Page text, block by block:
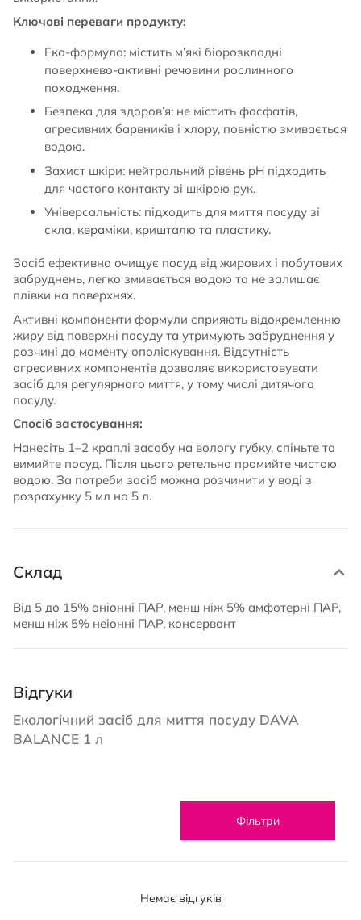
Ключові переваги продукту:
Еко-формула: містить м’які біорозкладні
поверхнево-активні речовини рослинного
походження.
Безпека для здоров’я: не містить фосфатів,
агресивних барвників і хлору, повністю змивається
водою.
Захист шкіри: нейтральний рівень pH підходить
для частого контакту зі шкірою рук.
Універсальність: підходить для миття посуду зі
скла, кераміки, кришталю та пластику.
Засіб ефективно очищує посуд від жирових і побутових
забруднень, легко змивається водою та не залишає
плівки на поверхнях.
Активні компоненти формули сприяють відокремленню
жиру від поверхні посуду та утримують забруднення у
розчині до моменту ополіскування. Відсутність
агресивних компонентів дозволяє використовувати
засіб для регулярного миття, у тому числі дитячого
посуду.
Спосіб застосування:
Нанесіть 1–2 краплі засобу на вологу губку, спіньте та
вимийте посуд. Після цього ретельно промийте чистою
водою. За потреби засіб можна розчинити у воді з
розрахунку 5 мл на 5 л.
Склад
Від 5 до 15% аніонні ПАР, менш ніж 5% амфотерні ПАР,
менш ніж 5% неіонні ПАР, консервант
Відгуки
Екологічний засіб для миття посуду DAVA
BALANCE 1 л
Фільтри
Немає відгуків